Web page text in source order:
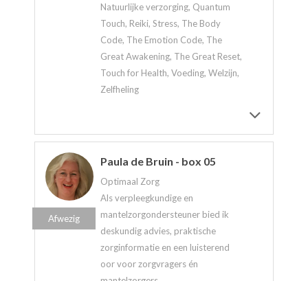
Natuurlijke verzorging, Quantum
Touch, Reiki, Stress, The Body
Code, The Emotion Code, The
Great Awakening, The Great Reset,
Touch for Health, Voeding, Welzijn,
Zelfheling
Paula de Bruin - box 05
Optimaal Zorg
Als verpleegkundige en
mantelzorgondersteuner bied ik
deskundig advies, praktische
zorginformatie en een luisterend
oor voor zorgvragers én
Afwezig